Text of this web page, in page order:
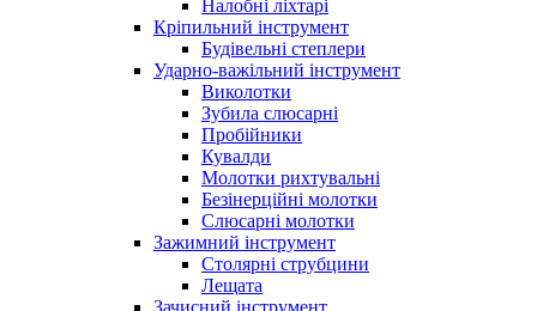
Налобні ліхтарі
Кріпильний інструмент
Будівельні степлери
Ударно-важільний інструмент
Виколотки
Зубила слюсарні
Пробійники
Кувалди
Молотки рихтувальні
Безінерційні молотки
Слюсарні молотки
Зажимний інструмент
Столярні струбцини
Лещата
Зачисний інструмент